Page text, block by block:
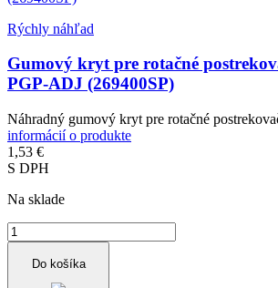
Rýchly náhľad
Gumový kryt pre rotačné
PGP-ADJ (269400SP)
Náhradný gumový kryt pre rotačné
informácií o produkte
1,53 €
S DPH
Na sklade
Do košíka